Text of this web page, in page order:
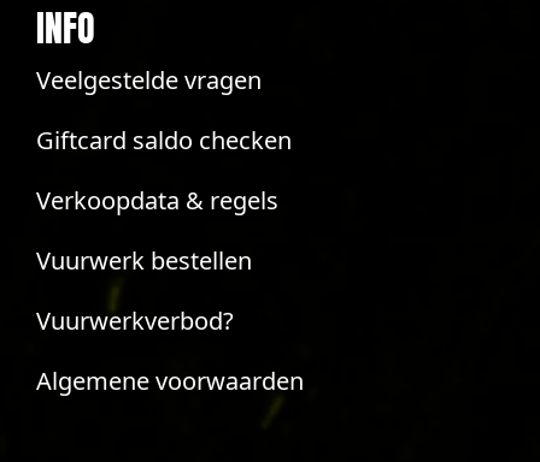
INFO
Veelgestelde vragen
Giftcard saldo checken
Verkoopdata & regels
Vuurwerk bestellen
Vuurwerkverbod?
Algemene voorwaarden